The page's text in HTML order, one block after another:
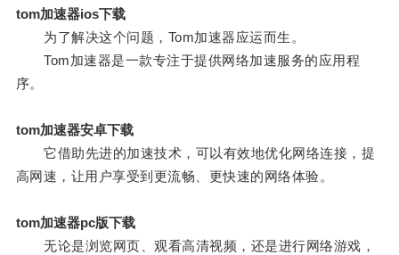
tom加速器ios下载
为了解决这个问题，Tom加速器应运而生。
Tom加速器是一款专注于提供网络加速服务的应用程
序。
tom加速器安卓下载
它借助先进的加速技术，可以有效地优化网络连接，提
高网速，让用户享受到更流畅、更快速的网络体验。
tom加速器pc版下载
无论是浏览网页、观看高清视频，还是进行网络游戏，